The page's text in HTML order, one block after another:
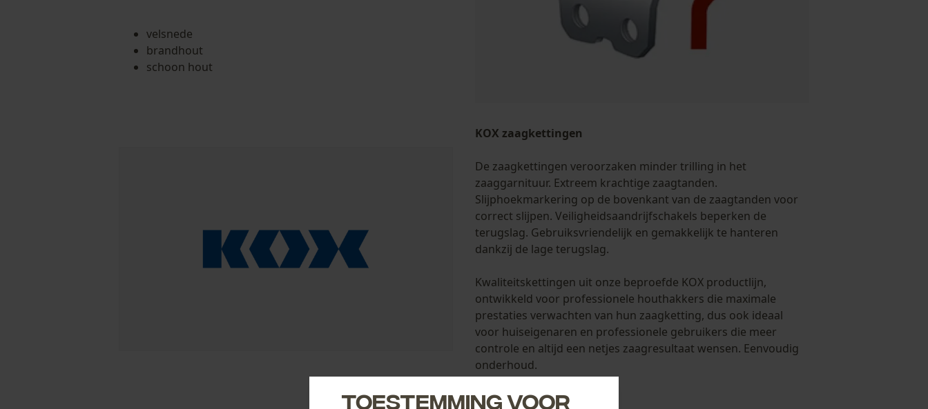
velsnede
brandhout
schoon hout
KOX zaagkettingen
De zaagkettingen veroorzaken minder trilling in het
zaaggarnituur. Extreem krachtige zaagtanden.
Slijphoekmarkering op de bovenkant van de zaagtanden voor
correct slijpen. Veiligheidsaandrijfschakels beperken de
terugslag. Gebruiksvriendelijk en gemakkelijk te hanteren
dankzij de lage terugslag.
Kwaliteitskettingen uit onze beproefde KOX productlijn,
ontwikkeld voor professionele houthakkers die maximale
prestaties verwachten van hun zaagketting, dus ook ideaal
voor huiseigenaren en professionele gebruikers die meer
controle en altijd een netjes zaagresultaat wensen. Eenvoudig
onderhoud.
Oregon zaagkettingen
Toestemming voor